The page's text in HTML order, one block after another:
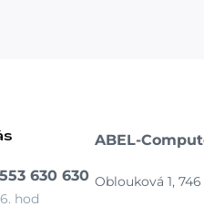
630 630
hod
ABEL-
Oblouková 1, 746